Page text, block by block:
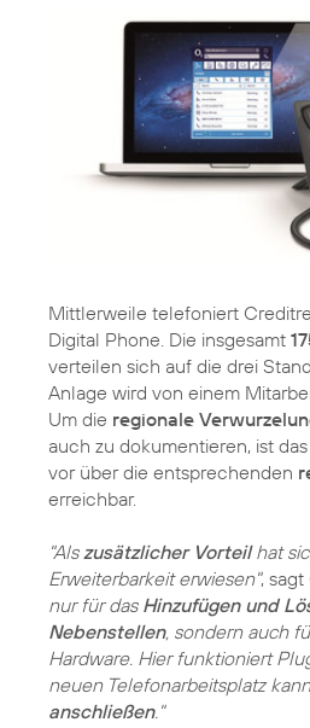
Mittlerweile telefoniert
Digital Phone. Die insgesamt
verteilen sich auf die drei
Anlage wird von einem
Um die regionale
auch zu dokumentieren, ist
vor über die entsprechenden
erreichbar.
"Als zusätzlicher Vorteilhat
Erweiterbarkeit erwiesen", sagt
nur für das Hinzufügen und
Nebenstellen, sondern auch
Hardware. Hier funktioniert
neuen Telefonarbeitsplatz
anschließen."